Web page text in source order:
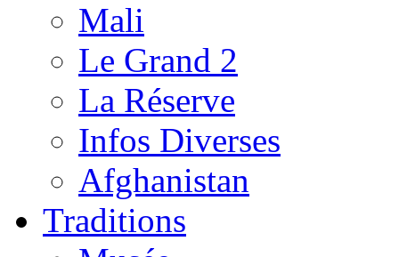
Mali
Le Grand 2
La Réserve
Infos Diverses
Afghanistan
Traditions